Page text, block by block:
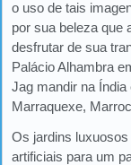
o uso de tais
por sua beleza que
desfrutar de sua
Palácio Alhambra
Jag mandir na
Marraquexe,
Os jardins
artificiais para um